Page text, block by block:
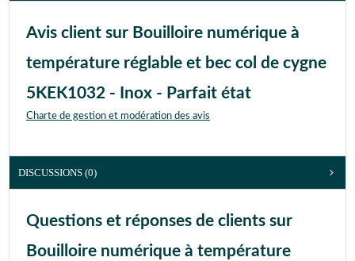
Avis client sur Bouilloire numérique à
température réglable et bec col de cygne
5KEK1032 - Inox - Parfait état
Charte de gestion et modération des avis
DISCUSSIONS (0)
Questions et réponses de clients sur
Bouilloire numérique à température